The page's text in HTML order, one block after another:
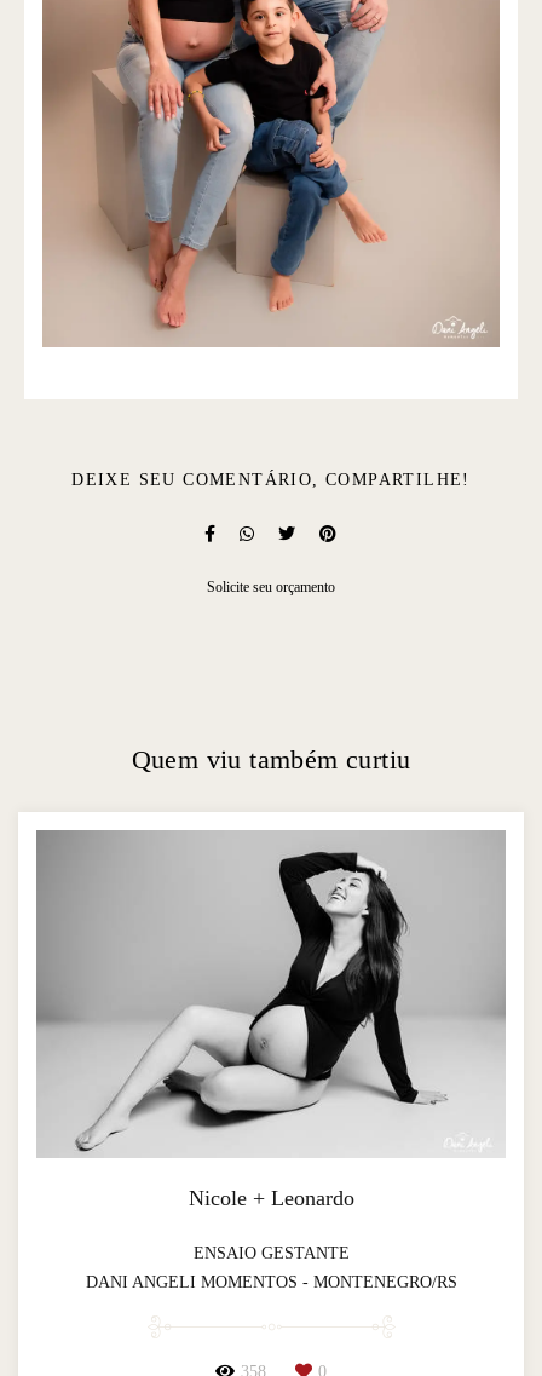
DEIXE SEU COMENTÁRIO, COMPARTILHE!
Solicite seu orçamento
Quem viu também curtiu
Nicole + Leonardo
ENSAIO GESTANTE
DANI ANGELI MOMENTOS - MONTENEGRO/RS
358 0